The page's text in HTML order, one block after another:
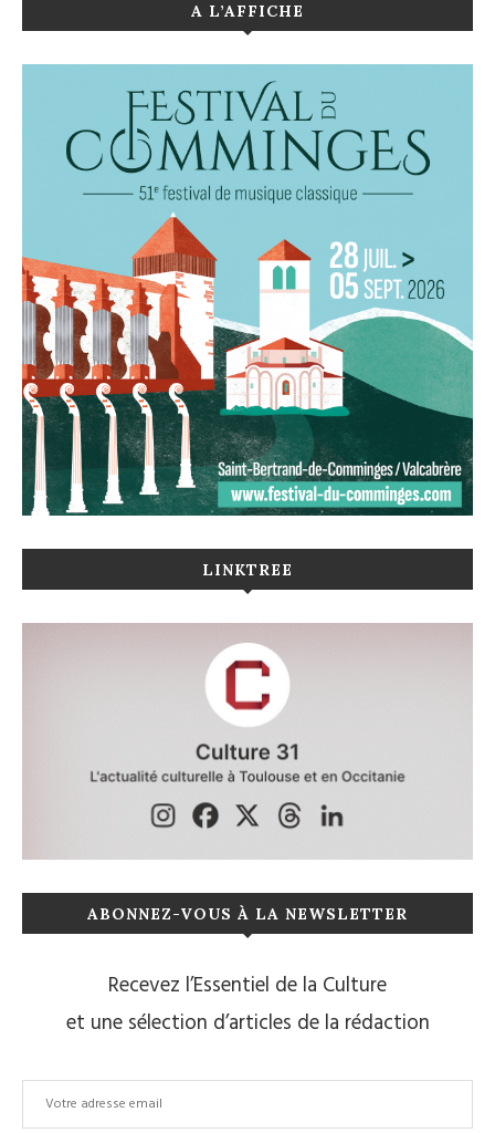
A L’AFFICHE
LINKTREE
ABONNEZ-VOUS À LA NEWSLETTER
Recevez l’Essentiel de la Culture
et une sélection d’articles de la rédaction